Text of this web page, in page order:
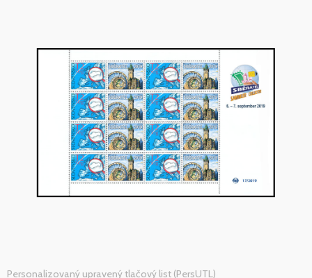
Personalizovaný upravený tlačový list (PersUTL)